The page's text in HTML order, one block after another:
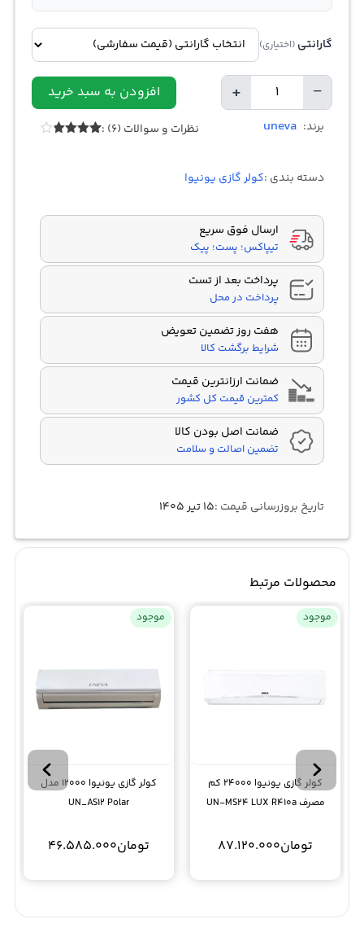
گارانتی (اختیاری)
−
Quantity
+ افزودن به سبد خرید
برند: uneva نظرات و سوالات (6) :
ratings
دسته بندی :کولر گازی یونیوا
ارسال فوق سریع
تیپاکس؛ پست؛ پیک
پرداخت بعد از تست
پرداخت در محل
هفت روز تضمین تعویض
شرایط برگشت کالا
ضمانت ارزانترین قیمت
کمترین قیمت کل کشور
ضمانت اصل بودن کالا
تضمین اصالت و سلامت
تاریخ بروزرسانی قیمت :۱۵ تیر ۱۴۰۵
محصولات مرتبط
موجود
کولر گازی یونیوا 24000 کم
مصرف UN-MS24 LUX R410a
تومان87.120.000
موجود
کولر گازی یونیوا 12000 مدل
UN_AS12 Polar
تومان46.585.000